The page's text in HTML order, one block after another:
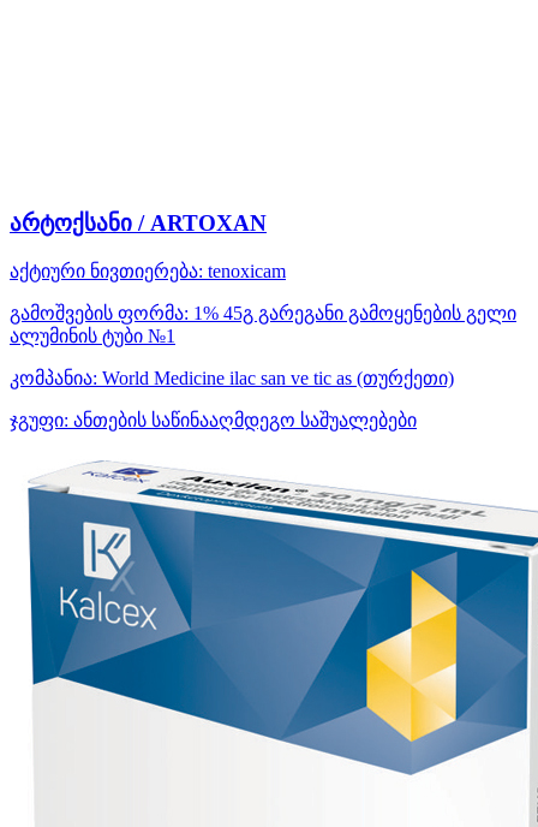
არტოქსანი / ARTOXAN
აქტიური ნივთიერება: tenoxicam
გამოშვების ფორმა: 1% 45გ გარეგანი გამოყენების გელი
ალუმინის ტუბი №1
კომპანია: World Medicine ilac san ve tic as (თურქეთი)
ჯგუფი: ანთების საწინააღმდეგო საშუალებები